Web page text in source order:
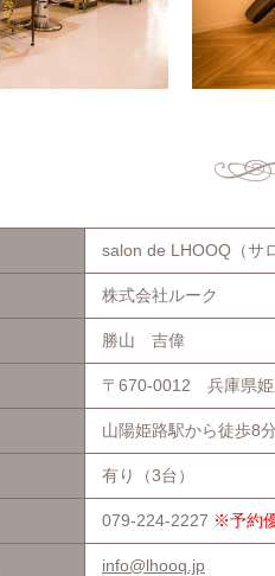
salon de LHOOQ（サ
株式会社ルーク
勝山 吉偉
〒670-0012 兵庫県
山陽姫路駅から徒歩8分
有り（3台）
079-224-2227 ※予約
info@lhooq.jp